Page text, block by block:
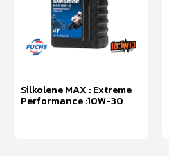
Silkolene MAX : Extreme
Performance :10W-30